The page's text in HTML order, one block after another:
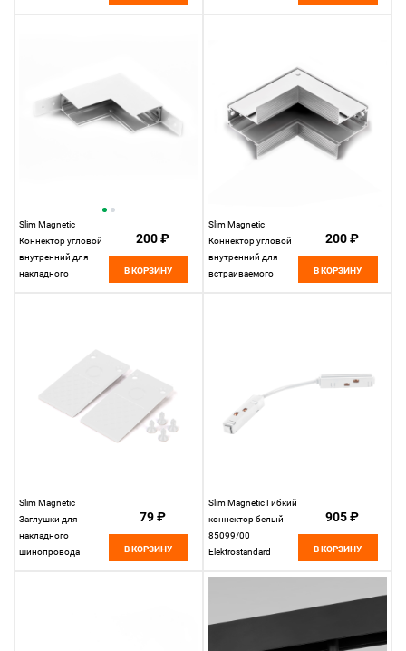
Slim Magnetic
Коннектор угловой
внутренний для
накладного
200 ₽
В КОРЗИНУ
Slim Magnetic
Коннектор угловой
внутренний для
встраиваемого
200 ₽
В КОРЗИНУ
Slim Magnetic
Заглушки для
накладного
шинопровода
79 ₽
В КОРЗИНУ
Slim Magnetic Гибкий
коннектор белый
85099/00
Elektrostandard
905 ₽
В КОРЗИНУ